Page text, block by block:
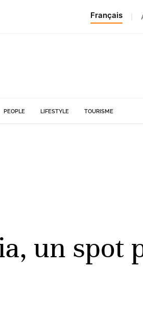
Français
PEOPLE LIFESTYLE TOURISME
un spot